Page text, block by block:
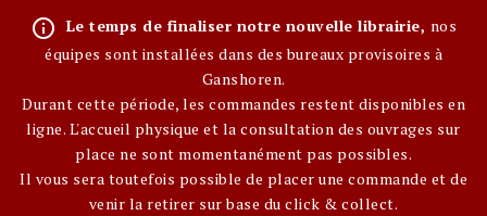
info_outline Le temps de finaliser notre nouvelle librairie, nos
équipes sont installées dans des bureaux provisoires à
Ganshoren.
Durant cette période, les commandes restent disponibles en
ligne. L'accueil physique et la consultation des ouvrages sur
place ne sont momentanément pas possibles.
Il vous sera toutefois possible de placer une commande et de
venir la retirer sur base du click & collect.